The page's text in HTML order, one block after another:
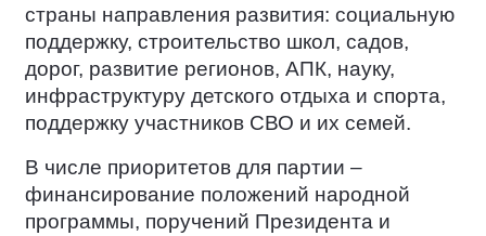
страны направления развития: социальную
поддержку, строительство школ, садов,
дорог, развитие регионов, АПК, науку,
инфраструктуру детского отдыха и спорта,
поддержку участников СВО и их семей.
В числе приоритетов для партии –
финансирование положений народной
программы, поручений Президента и